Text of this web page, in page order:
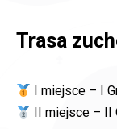
Trasa
I miejsce – I
II miejsce – II